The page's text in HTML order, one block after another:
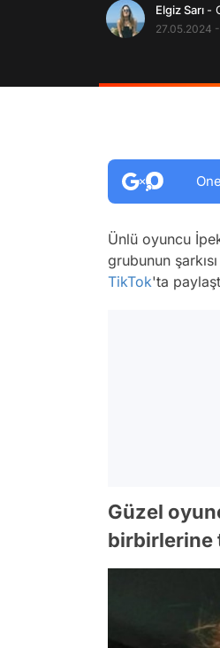
Elgiz Sarı -
27.05.2024
Ünlü oyuncu
grubunun
TikTok'ta
Güzel
birbirlerine